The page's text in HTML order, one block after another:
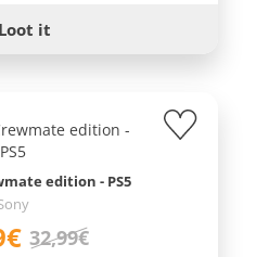
Loot it
edition - PS5
32,99€